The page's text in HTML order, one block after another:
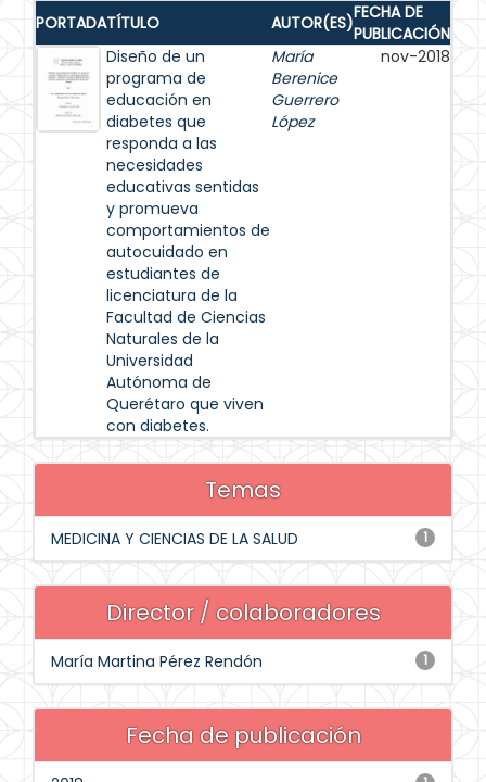
PORTADATÍTULO AUTOR(ES)FECHA DE
PUBLICACIÓN
Diseño de un
programa de
educación en
diabetes que
responda a las
necesidades
educativas sentidas
y promueva
comportamientos de
autocuidado en
estudiantes de
licenciatura de la
Facultad de Ciencias
Naturales de la
Universidad
Autónoma de
Querétaro que viven
con diabetes.
María
Berenice
Guerrero
López
nov-2018
Temas
1
MEDICINA Y CIENCIAS DE LA SALUD
Director / colaboradores
1
María Martina Pérez Rendón
Fecha de publicación